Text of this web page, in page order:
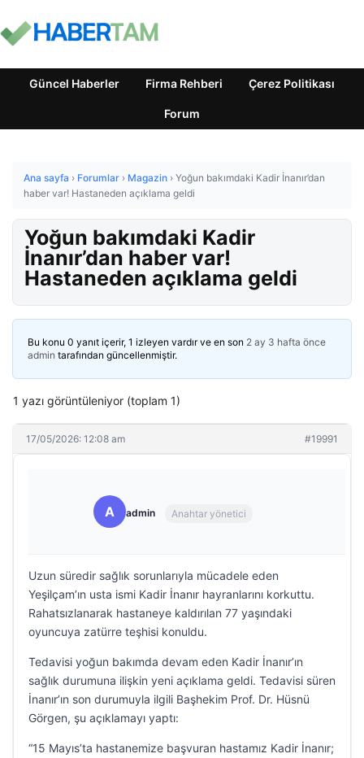
Güncel Haberler Firma Rehberi Çerez Politikası
Forum
Ana sayfa › Forumlar › Magazin › Yoğun bakımdaki Kadir İnanır’dan
haber var! Hastaneden açıklama geldi
Yoğun bakımdaki Kadir
İnanır’dan haber var!
Hastaneden açıklama geldi
Bu konu 0 yanıt içerir, 1 izleyen vardır ve en son 2 ay 3 hafta önce
admin tarafından güncellenmiştir.
1 yazı görüntüleniyor (toplam 1)
17/05/2026: 12:08 am #19991
A admin Anahtar yönetici
Uzun süredir sağlık sorunlarıyla mücadele eden
Yeşilçam’ın usta ismi Kadir İnanır hayranlarını korkuttu.
Rahatsızlanarak hastaneye kaldırılan 77 yaşındaki
oyuncuya zatürre teşhisi konuldu.
Tedavisi yoğun bakımda devam eden Kadir İnanır’ın
sağlık durumuna ilişkin yeni açıklama geldi. Tedavisi süren
İnanır’ın son durumuyla ilgili Başhekim Prof. Dr. Hüsnü
Görgen, şu açıklamayı yaptı:
“15 Mayıs’ta hastanemize başvuran hastamız Kadir İnanır;